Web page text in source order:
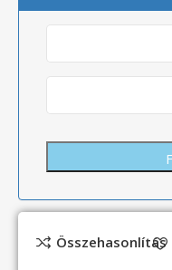
Összehasonlítás